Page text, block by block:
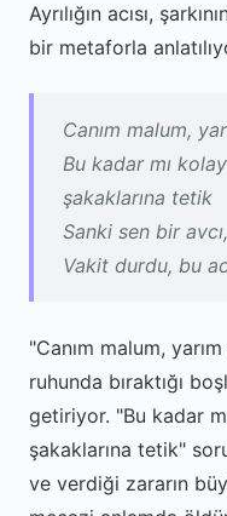
Ayrılığın acısı,
bir metaforla
Canım malum,
Bu kadar mı
şakaklarına tetik
Sanki sen bir
Vakit durdu, bu
"Canım malum,
ruhunda bıraktığı
getiriyor. "Bu kadar
şakaklarına tetik"
ve verdiği zararın